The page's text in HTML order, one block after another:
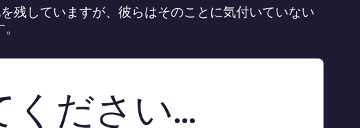
残していますが、彼らはそのことに気付いていない
ださい...